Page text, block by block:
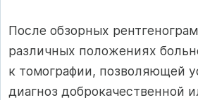
После обзорных
различных положениях
к томографии, позволяющей
диагноз доброкачественной